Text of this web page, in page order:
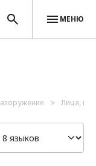
МЕНЮ
Лица,